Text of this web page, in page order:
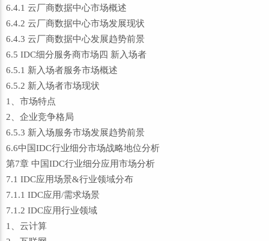
6.4.1 云厂商数据中心市场概述
6.4.2 云厂商数据中心市场发展现状
6.4.3 云厂商数据中心发展趋势前景
6.5 IDC细分服务商市场四 新入场者
6.5.1 新入场者服务市场概述
6.5.2 新入场者市场现状
1、市场特点
2、企业竞争格局
6.5.3 新入场服务市场发展趋势前景
6.6中国IDC行业细分市场战略地位分析
第7章 中国IDC行业细分应用市场分析
7.1 IDC应用场景&行业领域分布
7.1.1 IDC应用/需求场景
7.1.2 IDC应用行业领域
1、云计算